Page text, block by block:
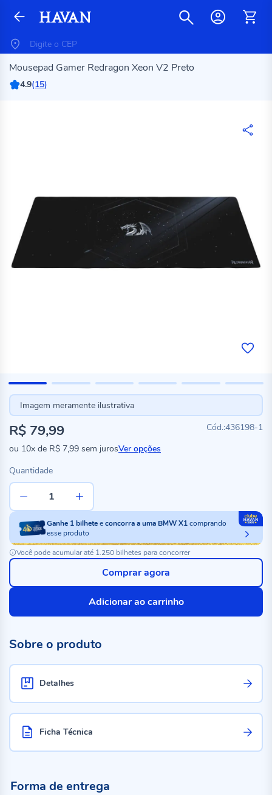
Mousepad Gamer Redragon Xeon V2 Preto
4.9(15)
Imagem meramente ilustrativa
436198-1
R$ 79,99
ou 10x de R$ 7,99 sem jurosVer opções
Quantidade
Ganhe 1bilheteeconcorra a uma BMW X1comprando
esse produto
Você pode acumular até 1.250 bilhetes para concorrer
Adicionar ao carrinho
Comprar agora
Sobre o produto
Detalhes
Ficha Técnica
Forma de entrega